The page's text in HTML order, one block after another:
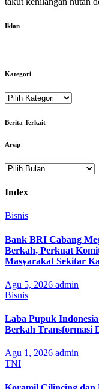
Iklan
Kategori
Kategori
Berita Terkait
Arsip
Arsip
Index
Bisnis
Bank BRI Cabang
Berkah, Perkuat
Masyarakat Sekitar
Agu 5, 2026 admin
Bisnis
Laba Pupuk
Berkah Transformasi
Agu 1, 2026 admin
TNI